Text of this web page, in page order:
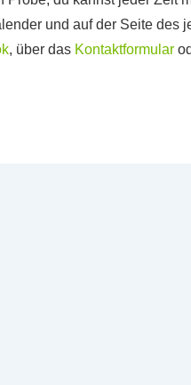
und auf der Seite des
, über das Kontaktformular